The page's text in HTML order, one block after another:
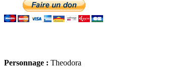
Personnage : Theodora